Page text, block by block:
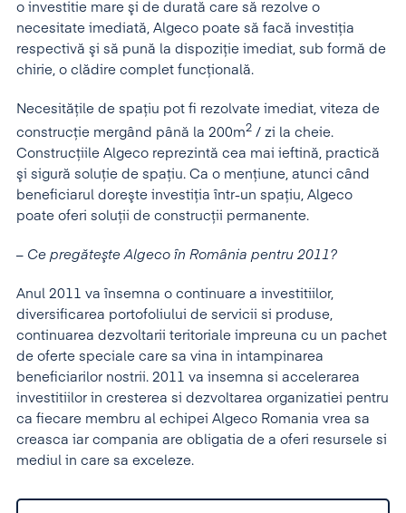
o investitie mare şi de durată care să rezolve o
necesitate imediată, Algeco poate să facă investiţia
respectivă şi să pună la dispoziţie imediat, sub formă de
chirie, o clădire complet funcţională.
Necesităţile de spaţiu pot fi rezolvate imediat, viteza de
construcţie mergând până la 200m2 / zi la cheie.
Construcţiile Algeco reprezintă cea mai ieftină, practică
şi sigură soluţie de spaţiu. Ca o menţiune, atunci când
beneficiarul doreşte investiţia într-un spaţiu, Algeco
poate oferi soluţii de construcţii permanente.
– Ce pregăteşte Algeco în România pentru 2011?
Anul 2011 va însemna o continuare a investitiilor,
diversificarea portofoliului de servicii si produse,
continuarea dezvoltarii teritoriale impreuna cu un pachet
de oferte speciale care sa vina in intampinarea
beneficiarilor nostrii. 2011 va insemna si accelerarea
investitiilor in cresterea si dezvoltarea organizatiei pentru
ca fiecare membru al echipei Algeco Romania vrea sa
creasca iar compania are obligatia de a oferi resursele si
mediul in care sa exceleze.